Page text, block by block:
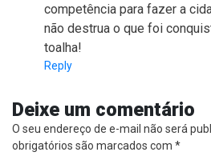
competência para fazer a
não destrua o que foi
toalha!
Reply
Deixe um comentário
O seu endereço de e-mail não será
obrigatórios são marcados com *